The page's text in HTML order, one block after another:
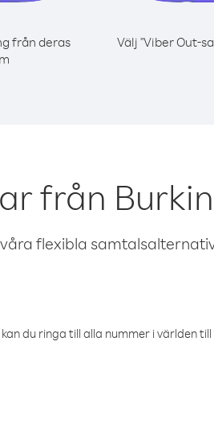
från deras
Välj "Viber Out-
från
flexibla
du ringa till alla nummer i världen till